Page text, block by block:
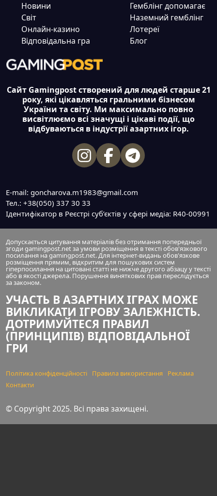
Новини
Світ
Онлайн-казино
Відповідальна гра
Гемблінг допомагає
Наземний гемблінг
Лотереї
Блог
Сайт Gamingpost створений для людей старше 21
року, які цікавляться гральними бізнесом
України та світу. Ми максимально повно
висвітлюємо всі значущі і цікаві події, що
відбуваються в індустрії азартних ігор.
E-mail: goncharova.m1983@gmail.com
Тел.: +38(050) 337 30 33
Ідентифікатор в Реєстрі суб’єктів у сфері медіа: R40-00991
© Copyright 2025. Всі права захищені.
Допускається цитування матеріалів без отримання попередньої
згоди gamingpost.net за умови розміщення в тексті обов'язкового
посилання на gamingpost.net. Для інтернет-видань обов'язкове
розміщення прямим, відкритим для пошукових систем
гіперпосилання на цитовані статті не нижче другого абзацу у тексті
або в якості джерела. Порушення виняткових прав переслідується
за законом.
УЧАСТЬ В АЗАРТНИХ ІГРАХ МОЖЕ
ВИКЛИКАТИ ІГРОВУ ЗАЛЕЖНІСТЬ.
ДОТРИМУЙТЕСЯ ПРАВИЛ
(ПРИНЦИПІВ) ВІДПОВІДАЛЬНОЇ
ГРИ
Політика конфіденційності Правила використання
Реклама
Контакти